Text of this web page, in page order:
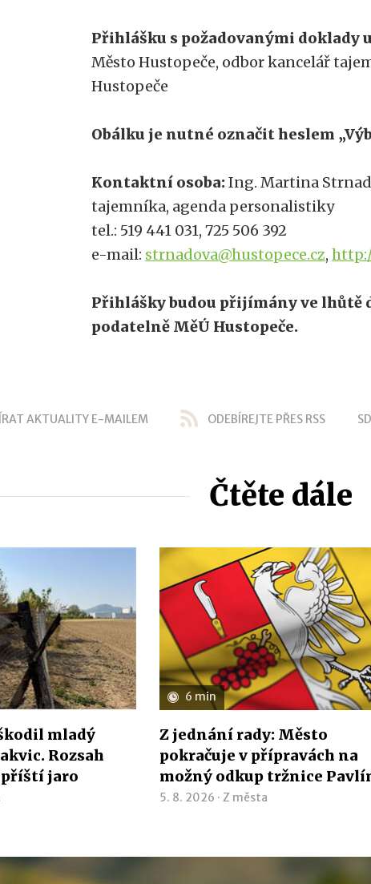
Přihlášku s požadovanými doklady
Město Hustopeče, odbor kancelář
Hustopeče
Obálku je nutné označit heslem
Kontaktní osoba:Ing. Martina
tajemníka, agenda personalistiky
tel.: 519 441 031, 725 506 392
e-mail: strnadova@hustopece.cz,
Přihlášky budou přijímány ve lhůtě
podatelně MěÚ Hustopeče.
AKTUALITY E-MAILEM ODEBÍREJTE PŘES RSS
Čtěte dále
mladý
Rozsah
příští jaro
6 min
Z jednání rady: Město
pokračuje v přípravách na
možný odkup tržnice
5. 8. 2026 ·Z města